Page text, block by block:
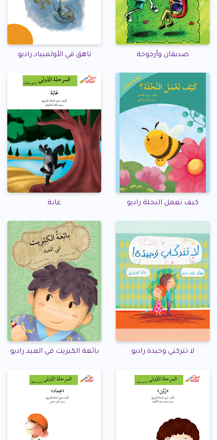
صديقان وأرجوحة ناهق في الأولمبياد.راديو
كيف تعمل النحلة.راديو غابة
لا تتركني وحيدة.راديو بائعة الكبريت في العيد.راديو